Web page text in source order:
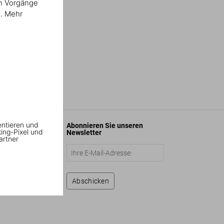
Vorgänge
Mehr
und
Pixel und
Abonnieren Sie unseren
Newsletter
Abschicken